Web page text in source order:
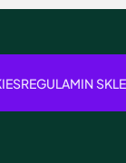
REGULAMIN